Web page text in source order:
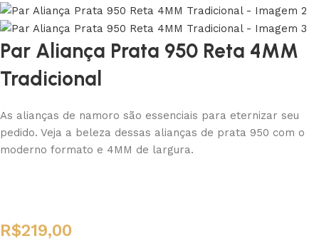
Par Aliança Prata 950 Reta 4MM
Tradicional
As alianças de namoro são essenciais para eternizar seu
pedido. Veja a beleza dessas alianças de prata 950 com o
moderno formato e 4MM de largura.
R$219,00